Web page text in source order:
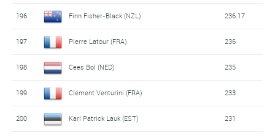
196 Finn Fisher-Black (NZL) 236.17
197 Pierre Latour (FRA) 236
198 Cees Bol (NED) 235
199 Clément Venturini (FRA) 233
200 Karl Patrick Lauk (EST) 231